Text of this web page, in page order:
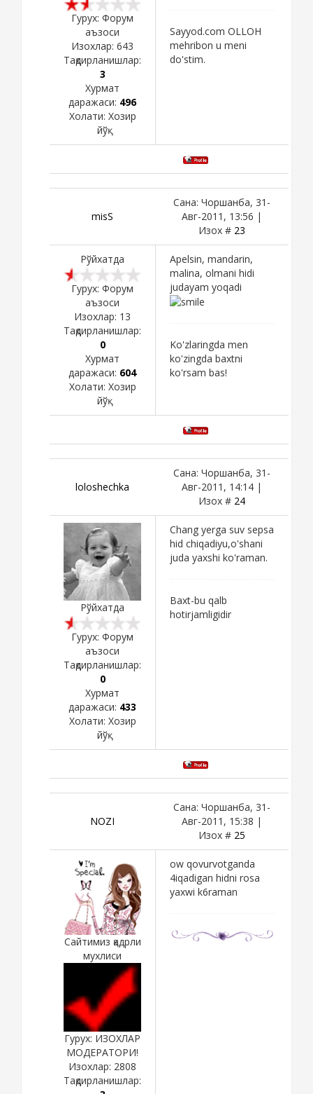
Гурух: Форум
аъзоси
Изохлар: 643
Тақдирланишлар:
3
Хурмат
даражаси: 496
Холати: Хозир
йўқ
Sayyod.com OLLOH
mehribon u meni
do'stim.
misS
Сана: Чоршанба, 31-
Авг-2011, 13:56 |
Изох # 23
Рўйхатда
Гурух: Форум
аъзоси
Изохлар: 13
Тақдирланишлар:
0
Хурмат
даражаси: 604
Холати: Хозир
йўқ
Apelsin, mandarin,
malina, olmani hidi
judayam yoqadi
Ko'zlaringda men
ko'zingda baxtni
ko'rsam bas!
loloshechka
Сана: Чоршанба, 31-
Авг-2011, 14:14 |
Изох # 24
Рўйхатда
Гурух: Форум
аъзоси
Тақдирланишлар:
0
Хурмат
даражаси: 433
Холати: Хозир
йўқ
Chang yerga suv sepsa
hid chiqadiyu,o'shani
juda yaxshi ko'raman.
Baxt-bu qalb
hotirjamligidir
NOZI
Сана: Чоршанба, 31-
Авг-2011, 15:38 |
Изох # 25
Сайтимиз қадрли
мухлиси
Гурух: ИЗОХЛАР
МОДЕРАТОРИ!
Изохлар: 2808
Тақдирланишлар:
ow qovurvotganda
4iqadigan hidni rosa
yaxwi k6raman